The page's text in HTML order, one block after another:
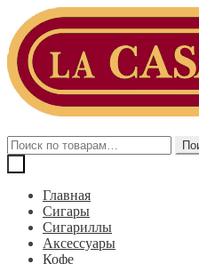
Перейти
навигации
Перейти
содержимому
Искать:
Главная
Сигары
Сигариллы
Аксессуары
Кофе